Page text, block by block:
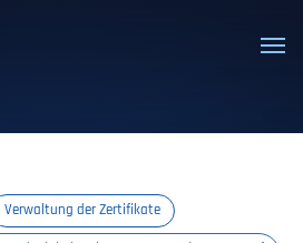
SSL/TLS-
Verwaltung der Zertifikate